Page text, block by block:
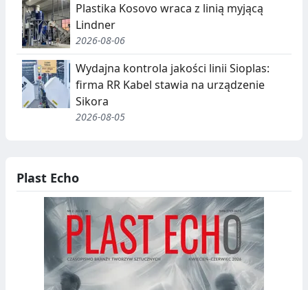
Plastika Kosovo wraca z linią myjącą
Lindner
2026-08-06
Wydajna kontrola jakości linii Sioplas:
firma RR Kabel stawia na urządzenie
Sikora
2026-08-05
Plast Echo